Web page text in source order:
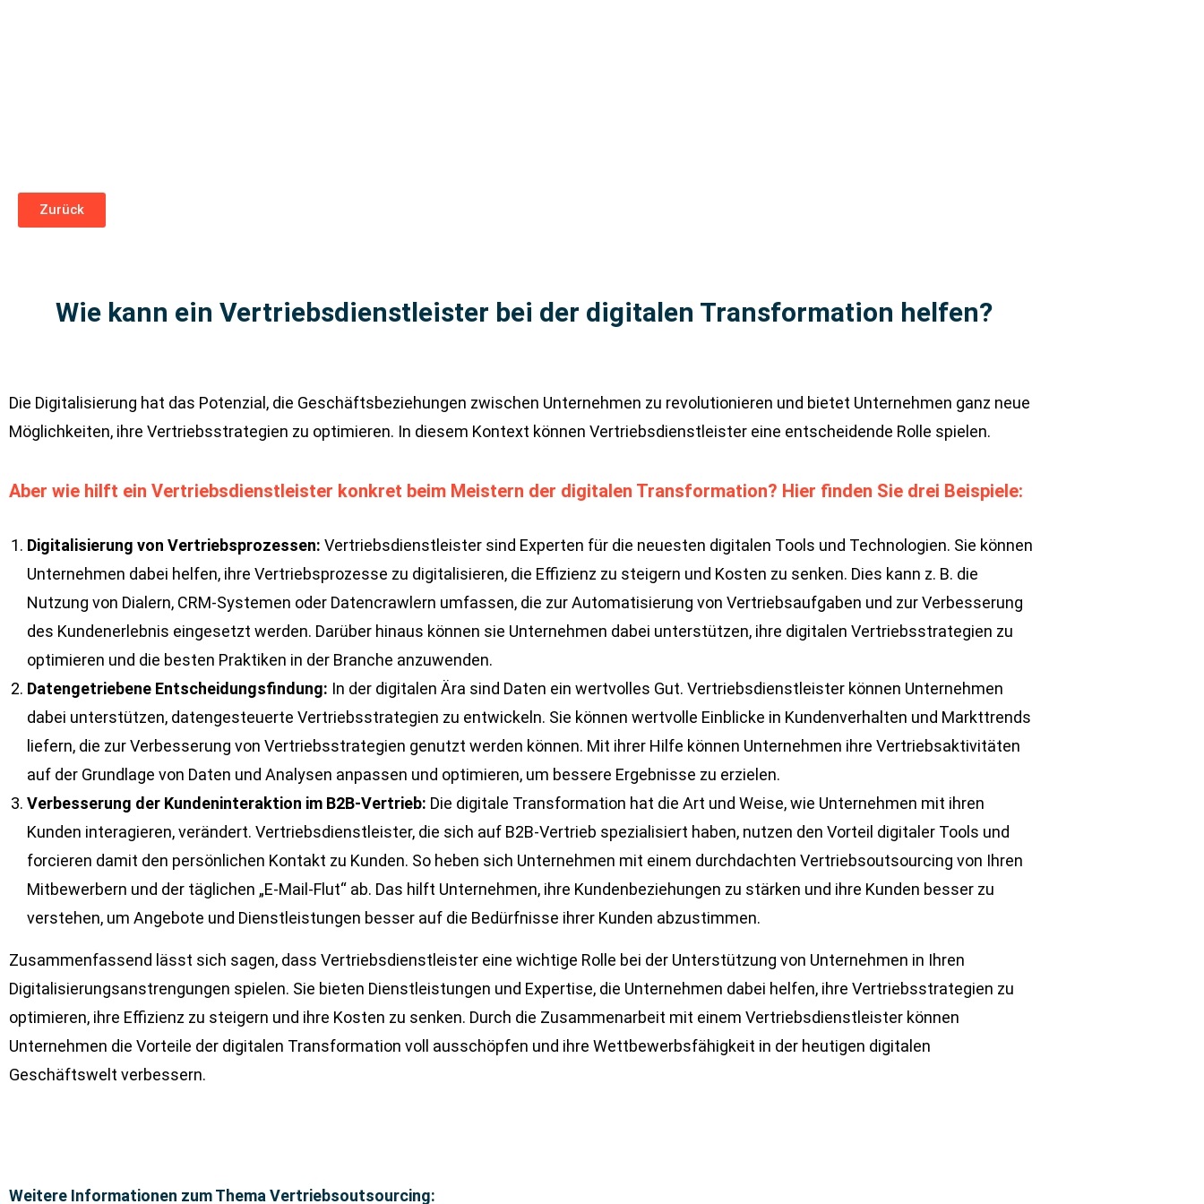
Zurück
Wie kann ein Vertriebsdienstleister bei der digitalen Transformation helfen?
Die Digitalisierung hat das Potenzial, die Geschäftsbeziehungen zwischen Unternehmen zu revolutionieren und bietet Unternehmen ganz neue
Möglichkeiten, ihre Vertriebsstrategien zu optimieren. In diesem Kontext können Vertriebsdienstleister eine entscheidende Rolle spielen.
Aber wie hilft ein Vertriebsdienstleister konkret beim Meistern der digitalen Transformation? Hier finden Sie drei Beispiele:
Digitalisierung von Vertriebsprozessen: Vertriebsdienstleister sind Experten für die neuesten digitalen Tools und Technologien. Sie können
Unternehmen dabei helfen, ihre Vertriebsprozesse zu digitalisieren, die Effizienz zu steigern und Kosten zu senken. Dies kann z. B. die
Nutzung von Dialern, CRM-Systemen oder Datencrawlern umfassen, die zur Automatisierung von Vertriebsaufgaben und zur Verbesserung
des Kundenerlebnis eingesetzt werden. Darüber hinaus können sie Unternehmen dabei unterstützen, ihre digitalen Vertriebsstrategien zu
optimieren und die besten Praktiken in der Branche anzuwenden.
Datengetriebene Entscheidungsfindung: In der digitalen Ära sind Daten ein wertvolles Gut. Vertriebsdienstleister können Unternehmen
dabei unterstützen, datengesteuerte Vertriebsstrategien zu entwickeln. Sie können wertvolle Einblicke in Kundenverhalten und Markttrends
liefern, die zur Verbesserung von Vertriebsstrategien genutzt werden können. Mit ihrer Hilfe können Unternehmen ihre Vertriebsaktivitäten
auf der Grundlage von Daten und Analysen anpassen und optimieren, um bessere Ergebnisse zu erzielen.
Verbesserung der Kundeninteraktion im B2B-Vertrieb: Die digitale Transformation hat die Art und Weise, wie Unternehmen mit ihren
Kunden interagieren, verändert. Vertriebsdienstleister, die sich auf B2B-Vertrieb spezialisiert haben, nutzen den Vorteil digitaler Tools und
forcieren damit den persönlichen Kontakt zu Kunden. So heben sich Unternehmen mit einem durchdachten Vertriebsoutsourcing von Ihren
Mitbewerbern und der täglichen „E-Mail-Flut“ ab. Das hilft Unternehmen, ihre Kundenbeziehungen zu stärken und ihre Kunden besser zu
verstehen, um Angebote und Dienstleistungen besser auf die Bedürfnisse ihrer Kunden abzustimmen.
Zusammenfassend lässt sich sagen, dass Vertriebsdienstleister eine wichtige Rolle bei der Unterstützung von Unternehmen in Ihren
Digitalisierungsanstrengungen spielen. Sie bieten Dienstleistungen und Expertise, die Unternehmen dabei helfen, ihre Vertriebsstrategien zu
optimieren, ihre Effizienz zu steigern und ihre Kosten zu senken. Durch die Zusammenarbeit mit einem Vertriebsdienstleister können
Unternehmen die Vorteile der digitalen Transformation voll ausschöpfen und ihre Wettbewerbsfähigkeit in der heutigen digitalen
Geschäftswelt verbessern.
Weitere Informationen zum Thema Vertriebsoutsourcing: